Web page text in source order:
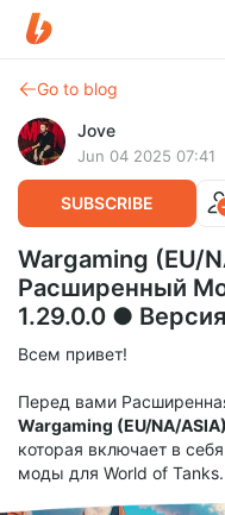
Go to blog
Jove
Jun 04 2025 07:41
SUBSCRIBE
Wargaming (EU/
Расширенный
1.29.0.0 ●
Всем привет!
Перед вами
Wargaming (EU/NA/ASIA)
которая включает в
моды для World of Tanks.